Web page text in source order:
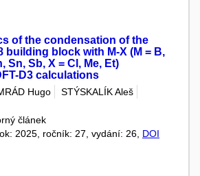
of the condensation of the
building block with M-X (M = B,
Sn, Sb, X = Cl, Me, Et)
D3 calculations
Hugo
STÝSKALÍK Aleš
článek
2025, ročník: 27, vydání: 26, DOI